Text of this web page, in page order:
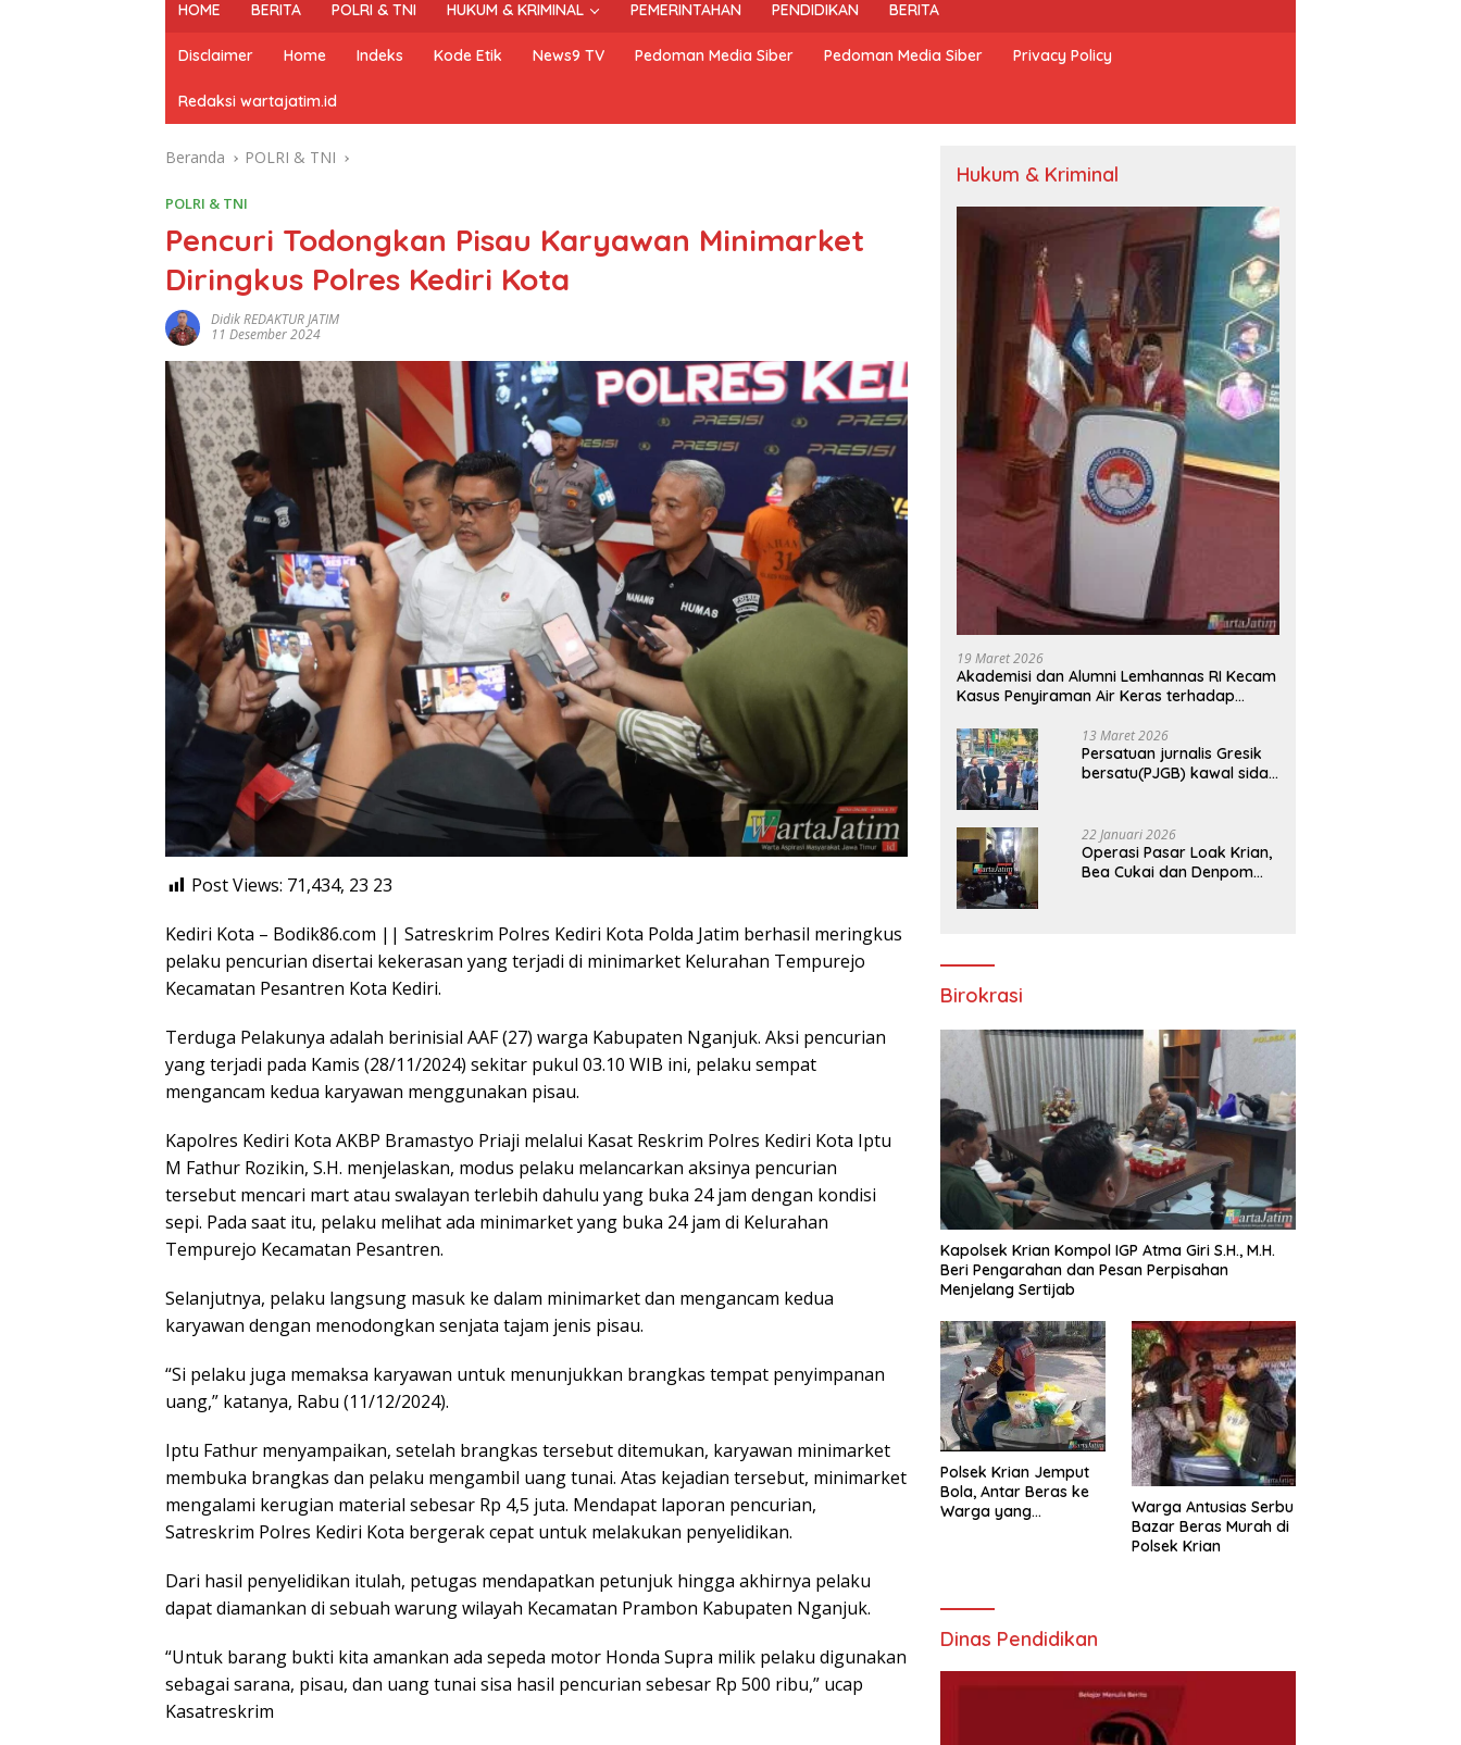
HOME BERITA POLRI & TNI HUKUM & KRIMINAL PEMERINTAHAN PENDIDIKAN BERITA
Disclaimer Home Indeks Kode Etik News9 TV Pedoman Media Siber Pedoman Media Siber Privacy Policy
Redaksi wartajatim.id
Beranda POLRI & TNI
POLRI & TNI
Pencuri Todongkan Pisau Karyawan Minimarket
Diringkus Polres Kediri Kota
Didik REDAKTUR JATIM
11 Desember 2024
Post Views: 71,434, 23 23
Kediri Kota – Bodik86.com || Satreskrim Polres Kediri Kota Polda Jatim berhasil meringkus
pelaku pencurian disertai kekerasan yang terjadi di minimarket Kelurahan Tempurejo
Kecamatan Pesantren Kota Kediri.
Terduga Pelakunya adalah berinisial AAF (27) warga Kabupaten Nganjuk. Aksi pencurian
yang terjadi pada Kamis (28/11/2024) sekitar pukul 03.10 WIB ini, pelaku sempat
mengancam kedua karyawan menggunakan pisau.
Kapolres Kediri Kota AKBP Bramastyo Priaji melalui Kasat Reskrim Polres Kediri Kota Iptu
M Fathur Rozikin, S.H. menjelaskan, modus pelaku melancarkan aksinya pencurian
tersebut mencari mart atau swalayan terlebih dahulu yang buka 24 jam dengan kondisi
sepi. Pada saat itu, pelaku melihat ada minimarket yang buka 24 jam di Kelurahan
Tempurejo Kecamatan Pesantren.
Selanjutnya, pelaku langsung masuk ke dalam minimarket dan mengancam kedua
karyawan dengan menodongkan senjata tajam jenis pisau.
“Si pelaku juga memaksa karyawan untuk menunjukkan brangkas tempat penyimpanan
uang,” katanya, Rabu (11/12/2024).
Iptu Fathur menyampaikan, setelah brangkas tersebut ditemukan, karyawan minimarket
membuka brangkas dan pelaku mengambil uang tunai. Atas kejadian tersebut, minimarket
mengalami kerugian material sebesar Rp 4,5 juta. Mendapat laporan pencurian,
Satreskrim Polres Kediri Kota bergerak cepat untuk melakukan penyelidikan.
Dari hasil penyelidikan itulah, petugas mendapatkan petunjuk hingga akhirnya pelaku
dapat diamankan di sebuah warung wilayah Kecamatan Prambon Kabupaten Nganjuk.
“Untuk barang bukti kita amankan ada sepeda motor Honda Supra milik pelaku digunakan
sebagai sarana, pisau, dan uang tunai sisa hasil pencurian sebesar Rp 500 ribu,” ucap
Kasatreskrim
Hukum & Kriminal
19 Maret 2026
Akademisi dan Alumni Lemhannas RI Kecam
Kasus Penyiraman Air Keras terhadap
13 Maret 2026
Persatuan jurnalis Gresik
bersatu(PJGB) kawal sidak
atas nama Molyo Cipto
amin
22 Januari 2026
Operasi Pasar Loak Krian,
Bea Cukai dan Denpom
Birokrasi
Kapolsek Krian Kompol IGP Atma Giri S.H., M.H.
Beri Pengarahan dan Pesan Perpisahan
Menjelang Sertijab
Polsek Krian Jemput
Bola, Antar Beras ke
Warga yang
Warga Antusias Serbu
Bazar Beras Murah di
Polsek Krian
Dinas Pendidikan